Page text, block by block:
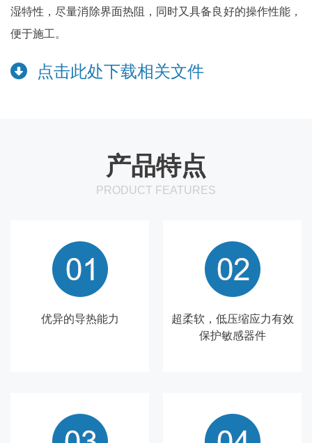
湿特性，尽量消除界面热阻，同时又具备良好的操作性能，
便于施工。
点击此处下载相关文件
产品特点
PRODUCT FEATURES
优异的导热能力
超柔软，低压缩应力有效
保护敏感器件